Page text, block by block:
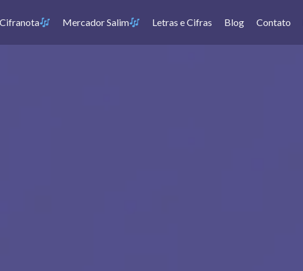
Cifranota Mercador Salim Letras e Cifras Blog Contato